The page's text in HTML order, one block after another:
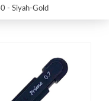
- Siyah-Gold